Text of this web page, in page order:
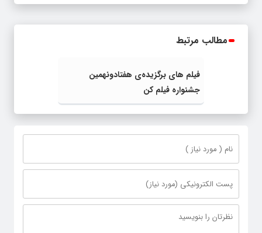
مطالب مرتبط
فیلم های برگزیده‌ی هفتادونهمین
جشنواره فیلم کن